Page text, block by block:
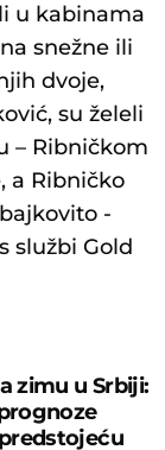
u kabinama
snežne ili
dvoje,
su želeli
– Ribničkom
a Ribničko
-
službi Gold
zimu u Srbiji: